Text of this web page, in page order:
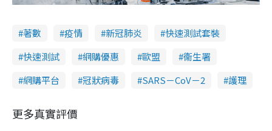
著數 疫情 新冠肺炎
快速測試套裝
快速測試
網購優惠 歐盟
衞生署
網購平台
冠狀病毒 SARS－CoV－2 護理
更多真實評價